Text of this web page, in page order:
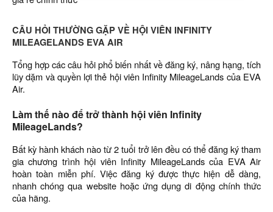
CÂU HỎI THƯỜNG GẶP VỀ HỘI VIÊN INFINITY
MILEAGELANDS EVA AIR
Tổng hợp các câu hỏi phổ biến nhất về đăng ký, nâng hạng, tích
lũy dặm và quyền lợi thẻ hội viên Infinity MileageLands của EVA
Air.
Làm thế nào để trở thành hội viên Infinity
MileageLands?
Bất kỳ hành khách nào từ 2 tuổi trở lên đều có thể đăng ký tham
gia chương trình hội viên Infinity MileageLands của EVA Air
hoàn toàn miễn phí. Việc đăng ký được thực hiện dễ dàng,
nhanh chóng qua website hoặc ứng dụng di động chính thức
của hãng.